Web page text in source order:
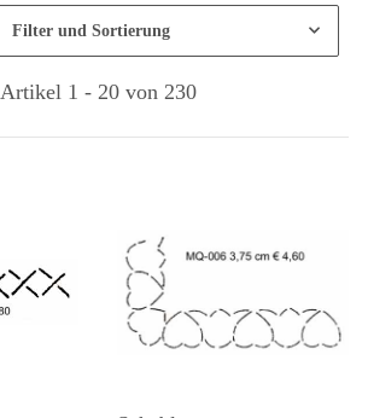
Filter und Sortierung
Artikel 1 - 20 von 230